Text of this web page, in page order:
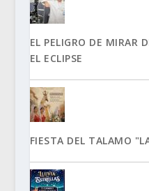
EL PELIGRO DE MIRAR
EL ECLIPSE
FIESTA DEL TALAMO